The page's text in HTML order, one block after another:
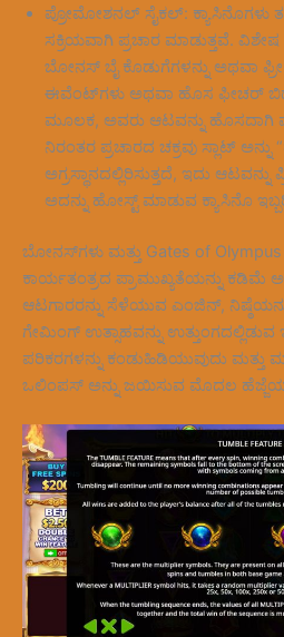
ಪ್ರೋಮೋಶನಲ್ ಸೈಕಲ್: ಕ್ಯಾಸಿನೊಗಳು
ಸಕ್ರಿಯವಾಗಿ ಪ್ರಚಾರ ಮಾಡುತ್ತವೆ.
ಬೋನಸ್ ಬೈ ಕೊಡುಗೆಗಳನ್ನು ಅಥವಾ ಫ್ರೀ
ಈವೆಂಟ್‌ಗಳು ಅಥವಾ ಹೊಸ ಫೀಚರ್
ಮೂಲಕ, ಅವರು ಆಟವನ್ನು ಹೊಸದಾಗಿ
ನಿರಂತರ ಪ್ರಚಾರದ ಚಕ್ರವು ಸ್ಲಾಟ್ ಅನ್ನು
ಅಗ್ರಸ್ಥಾನದಲ್ಲಿರಿಸುತ್ತದೆ, ಇದು
ಅದನ್ನು ಹೋಸ್ಟ್ ಮಾಡುವ ಕ್ಯಾಸಿನೊ
ಬೋನಸ್‌ಗಳು ಮತ್ತು Gates of
ಕಾರ್ಯತಂತ್ರದ ಪ್ರಾಮುಖ್ಯತೆಯನ್ನು ಕಡಿಮೆ
ಆಟಗಾರರನ್ನು ಸೆಳೆಯುವ ಎಂಜಿನ್,
ಗೇಮಿಂಗ್ ಉತ್ಸಾಹವನ್ನು
ಪರಿಕರಗಳನ್ನು ಕಂಡುಹಿಡಿಯುವುದು ಮತ್ತು
ಒಲಿಂಪಸ್ ಅನ್ನು ಜಯಿಸುವ ಮೊದಲ